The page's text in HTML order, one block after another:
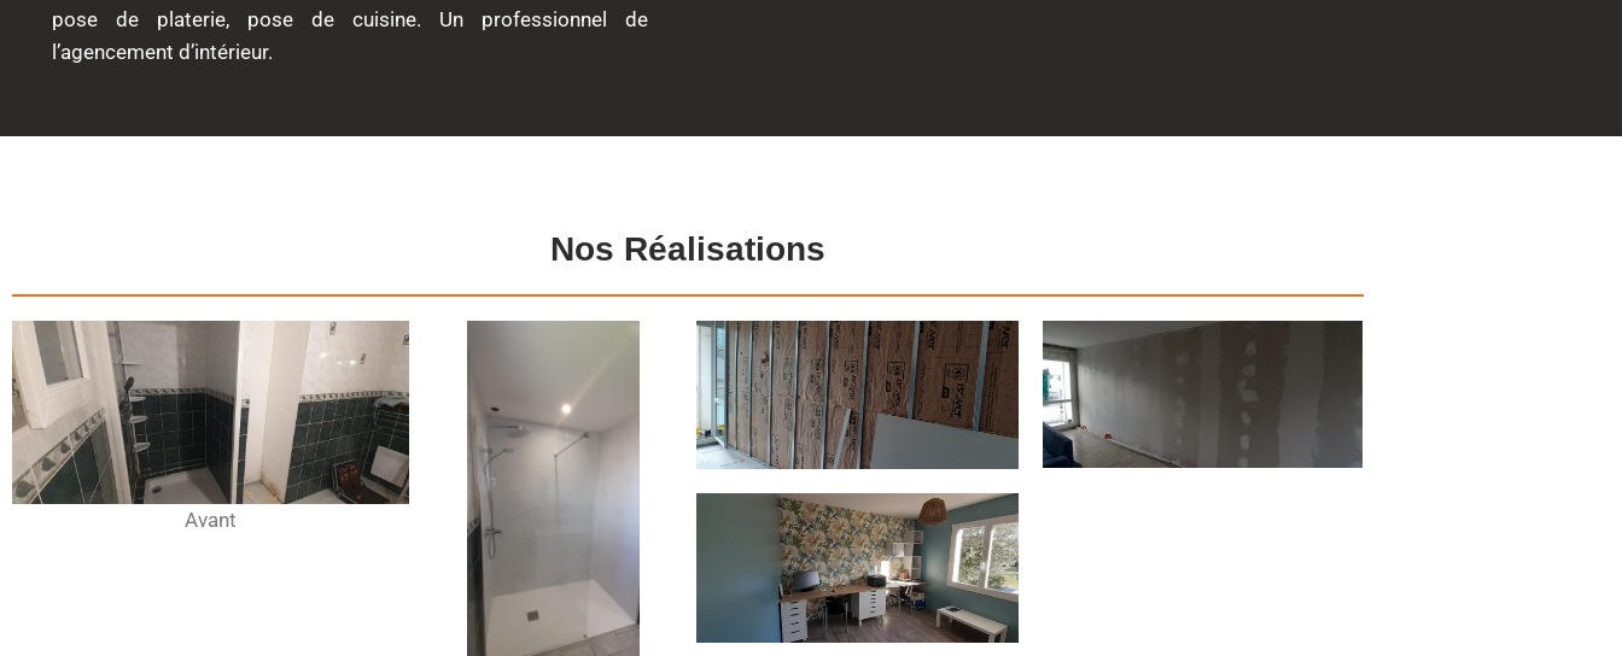
pose de platerie, pose de cuisine. Un professionnel de
l’agencement d’intérieur.
Nos Réalisations
Avant